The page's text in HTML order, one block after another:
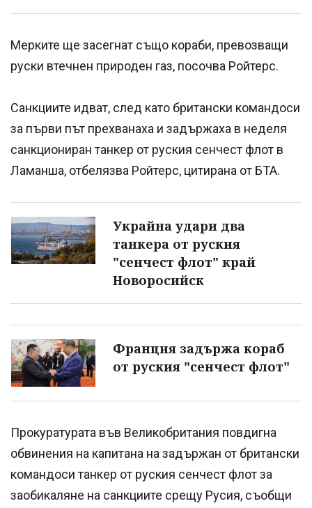
Мерките ще засегнат също кораби, превозващи
руски втечнен природен газ, посочва Ройтерс.
Санкциите идват, след като британски командоси
за първи път прехванаха и задържаха в неделя
санкциониран танкер от руския сенчест флот в
Ламанша, отбелязва Ройтерс, цитирана от БТА.
Украйна удари два
танкера от руския
"сенчест флот" край
Новоросийск
Франция задържа кораб
от руския "сенчест флот"
Прокуратурата във Великобритания повдигна
обвинения на капитана на задържан от британски
командоси танкер от руския сенчест флот за
заобикаляне на санкциите срещу Русия, съобщи